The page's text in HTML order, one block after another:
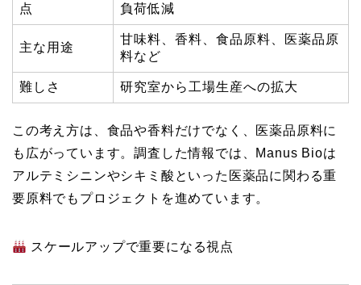
点
負荷低減
主な用途
甘味料、香料、食品原料、医薬品原
料など
難しさ 研究室から工場生産への拡大
この考え方は、食品や香料だけでなく、医薬品原料に
も広がっています。調査した情報では、Manus Bioは
アルテミシニンやシキミ酸といった医薬品に関わる重
要原料でもプロジェクトを進めています。
スケールアップで重要になる視点